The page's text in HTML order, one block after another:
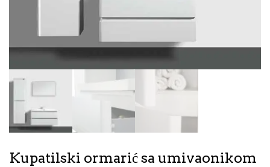
Kupatilski ormarić sa umivaonikom